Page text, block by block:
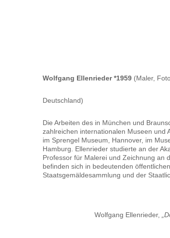
Wolfgang Ellenrieder *1959 (Maler,
Deutschland)
Die Arbeiten des in München und
zahlreichen internationalen Museen und
im Sprengel Museum, Hannover, im
Hamburg. Ellenrieder studierte an der
Professor für Malerei und Zeichnung an
befinden sich in bedeutenden
Staatsgemäldesammlung und der
Wolfgang Ellenrieder,